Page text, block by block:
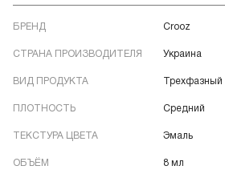
БРЕНД Crooz
СТРАНА ПРОИЗВОДИТЕЛЯ Украина
ВИД ПРОДУКТА Трехфазный
ПЛОТНОСТЬ Средний
ТЕКСТУРА ЦВЕТА Эмаль
ОБЪЁМ 8 мл